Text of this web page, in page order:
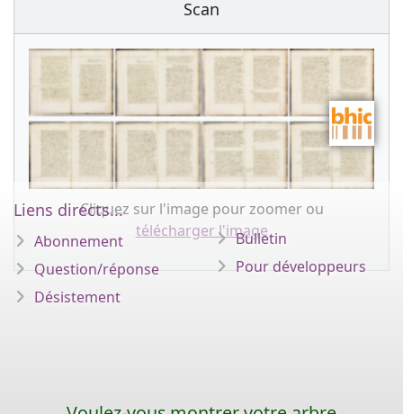
Scan
Cliquez sur l'image pour zoomer ou
télécharger l'image
Liens directs...
Abonnement
Question/réponse
Désistement
Bulletin
Pour développeurs